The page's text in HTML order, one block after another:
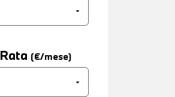
Rata (€/mese)